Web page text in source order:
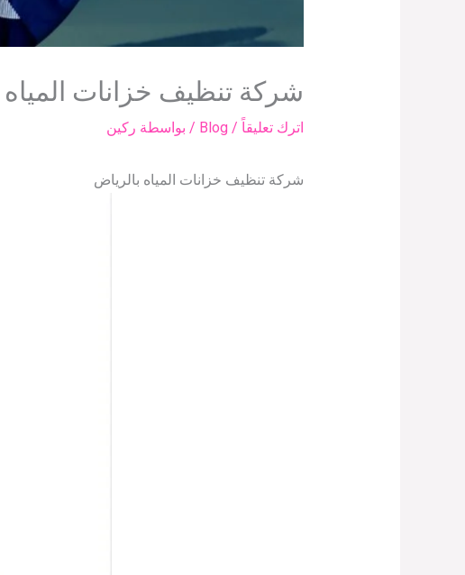
شركة تنظيف خزانات المياه
اترك تعليقاً /
Blog / بواسطة ركين
شركة تنظيف خزانات المياه بالرياض